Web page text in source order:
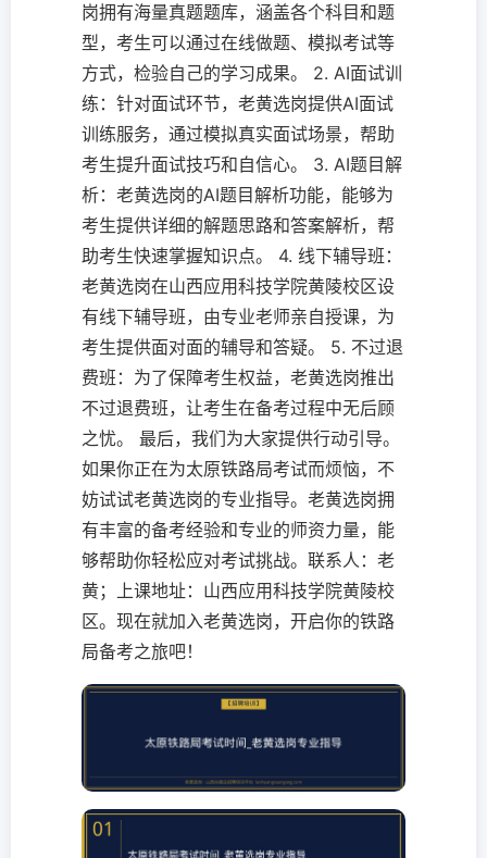
岗拥有海量真题题库，涵盖各个科目和题
型，考生可以通过在线做题、模拟考试等
方式，检验自己的学习成果。 2. AI面试训
练：针对面试环节，老黄选岗提供AI面试
训练服务，通过模拟真实面试场景，帮助
考生提升面试技巧和自信心。 3. AI题目解
析：老黄选岗的AI题目解析功能，能够为
考生提供详细的解题思路和答案解析，帮
助考生快速掌握知识点。 4. 线下辅导班：
老黄选岗在山西应用科技学院黄陵校区设
有线下辅导班，由专业老师亲自授课，为
考生提供面对面的辅导和答疑。 5. 不过退
费班：为了保障考生权益，老黄选岗推出
不过退费班，让考生在备考过程中无后顾
之忧。 最后，我们为大家提供行动引导。
如果你正在为太原铁路局考试而烦恼，不
妨试试老黄选岗的专业指导。老黄选岗拥
有丰富的备考经验和专业的师资力量，能
够帮助你轻松应对考试挑战。联系人：老
黄；上课地址：山西应用科技学院黄陵校
区。现在就加入老黄选岗，开启你的铁路
局备考之旅吧！